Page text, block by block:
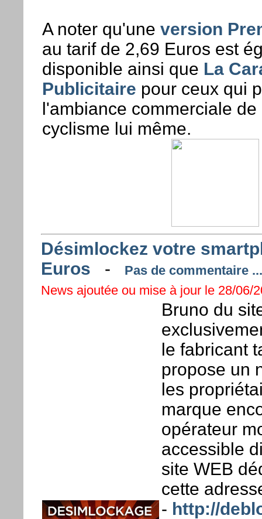
A noter qu'une version
au tarif de 2,69 Euros est
disponible ainsi que La
Publicitaire pour ceux qui
l'ambiance commerciale
cyclisme lui même.
Désimlockez votre
Euros -
Pas de commentaire ...
News ajoutée ou mise à jour le 28/06/
Bruno du
le fabricant
propose un
les
marque
opérateur
accessible
site WEB
cette
- http://